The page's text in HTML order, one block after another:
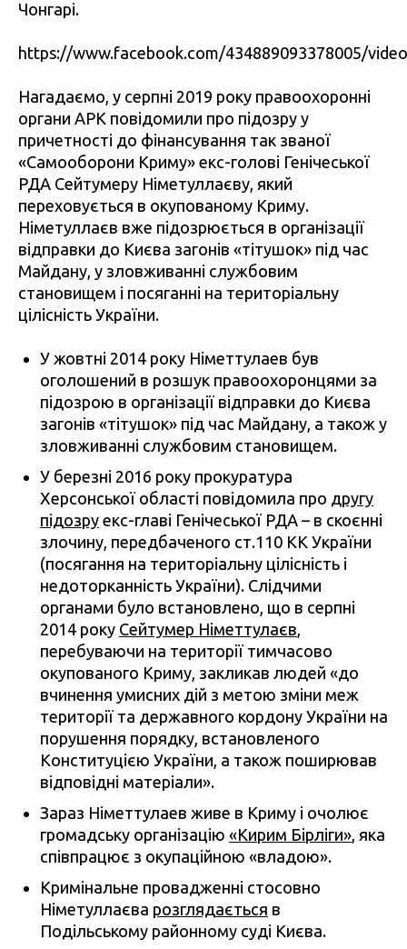
Чонгарі.
https://www.facebook.com/434889093378005/
Нагадаємо, у серпні 2019 року правоохоронні
органи АРК повідомили про підозру у
причетності до фінансування так званої
«Самооборони Криму» екс-голові Генічеської
РДА Сейтумеру Німетуллаєву, який
переховується в окупованому Криму.
Німетуллаєв вже підозрюється в організації
відправки до Києва загонів «тітушок» під час
Майдану, у зловживанні службовим
становищем і посяганні на територіальну
цілісність України.
У жовтні 2014 року Німеттулаев був
оголошений в розшук правоохоронцями за
підозрою в організації відправки до Києва
загонів «тітушок» під час Майдану, а також у
зловживанні службовим становищем.
У березні 2016 року прокуратура
Херсонської області повідомила про другу
підозру екс-главі Генічеської РДА – в скоєнні
злочину, передбаченого ст.110 КК України
(посягання на територіальну цілісність і
недоторканність України). Слідчими
органами було встановлено, що в серпні
2014 року Сейтумер Німеттулаєв
перебуваючи на території тимчасово
окупованого Криму, закликав людей «до
вчинення умисних дій з метою зміни меж
території та державного кордону України на
порушення порядку, встановленого
Конституцією України, а також поширював
відповідні матеріали».
Зараз Німеттулаев живе в Криму і очолює
громадську організацію «Кирим Бірліги» , яка
співпрацює з окупаційною «владою».
Кримінальне провадженні стосовно
Німетуллаєва розглядається в
Подільському районному суді Києва.